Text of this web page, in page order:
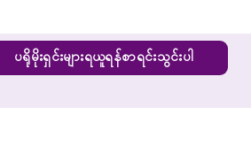
ပရိုမိုးရှင်းများရယူရန်စာရင်းသွင်းပါ